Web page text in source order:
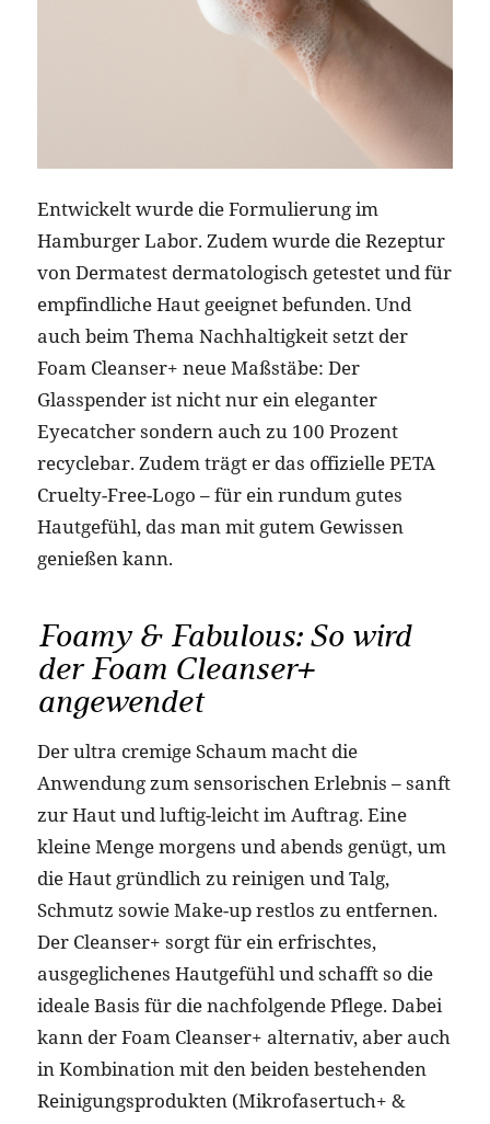
Entwickelt wurde die Formulierung im
Hamburger Labor. Zudem wurde die Rezeptur
von Dermatest dermatologisch getestet und für
empfindliche Haut geeignet befunden. Und
auch beim Thema Nachhaltigkeit setzt der
Foam Cleanser+ neue Maßstäbe: Der
Glasspender ist nicht nur ein eleganter
Eyecatcher sondern auch zu 100 Prozent
recyclebar. Zudem trägt er das offizielle PETA
Cruelty-Free-Logo – für ein rundum gutes
Hautgefühl, das man mit gutem Gewissen
genießen kann.
Foamy & Fabulous: So wird
der Foam Cleanser+
angewendet
Der ultra cremige Schaum macht die
Anwendung zum sensorischen Erlebnis – sanft
zur Haut und luftig-leicht im Auftrag. Eine
kleine Menge morgens und abends genügt, um
die Haut gründlich zu reinigen und Talg,
Schmutz sowie Make-up restlos zu entfernen.
Der Cleanser+ sorgt für ein erfrischtes,
ausgeglichenes Hautgefühl und schafft so die
ideale Basis für die nachfolgende Pflege. Dabei
kann der Foam Cleanser+ alternativ, aber auch
in Kombination mit den beiden bestehenden
Reinigungsprodukten (Mikrofasertuch+ &